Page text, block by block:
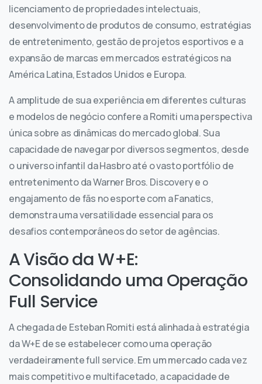
licenciamento de propriedades intelectuais,
desenvolvimento de produtos de consumo, estratégias
de entretenimento, gestão de projetos esportivos e a
expansão de marcas em mercados estratégicos na
América Latina, Estados Unidos e Europa.
A amplitude de sua experiência em diferentes culturas
e modelos de negócio confere a Romiti uma perspectiva
única sobre as dinâmicas do mercado global. Sua
capacidade de navegar por diversos segmentos, desde
o universo infantil da Hasbro até o vasto portfólio de
entretenimento da Warner Bros. Discovery e o
engajamento de fãs no esporte com a Fanatics,
demonstra uma versatilidade essencial para os
desafios contemporâneos do setor de agências.
A Visão da W+E:
Consolidando uma Operação
Full Service
A chegada de Esteban Romiti está alinhada à estratégia
da W+E de se estabelecer como uma operação
verdadeiramente full service. Em um mercado cada vez
mais competitivo e multifacetado, a capacidade de